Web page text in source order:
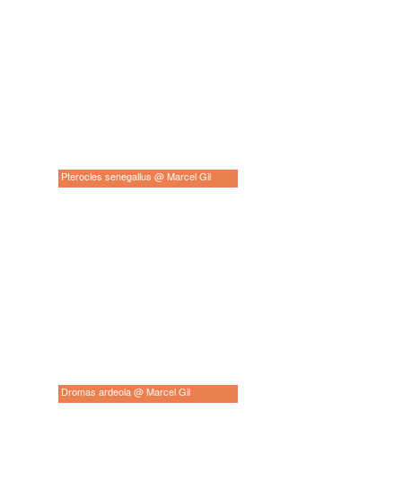
Pterocles senegallus @ Marcel Gil
Dromas ardeola @ Marcel Gil